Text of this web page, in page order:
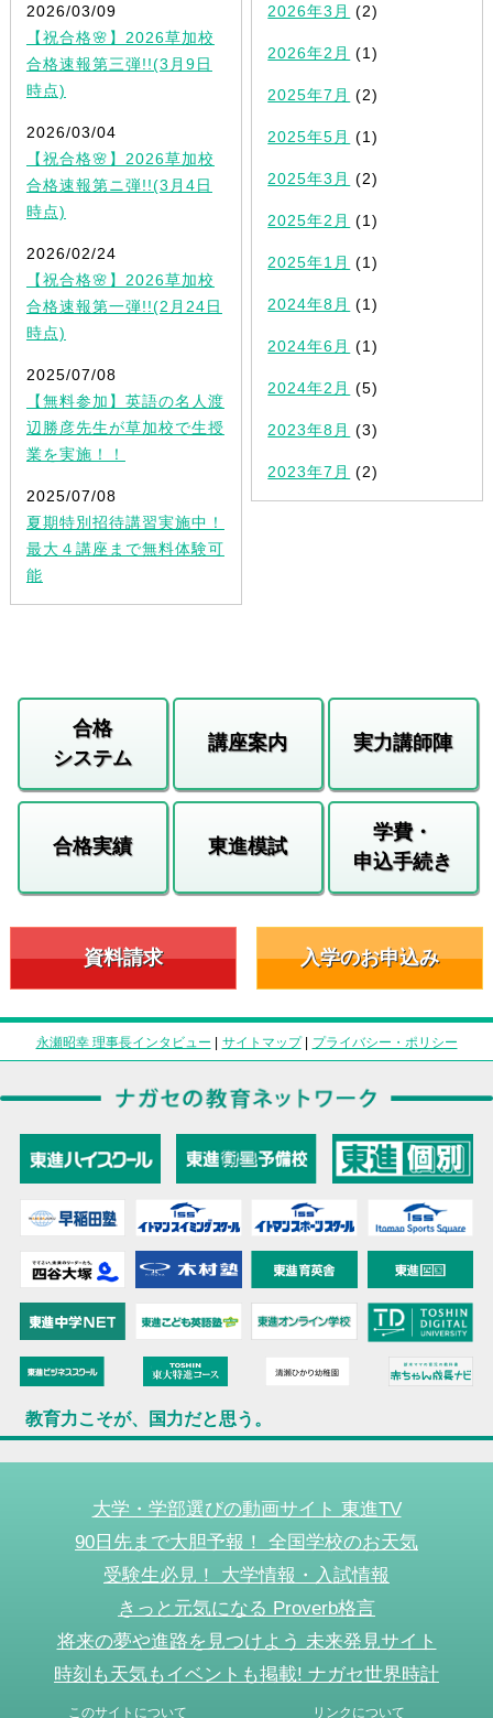
2026/03/09
【祝合格🌸】2026草加校
合格速報第三弾!!(3月9日
時点)
2026/03/04
【祝合格🌸】2026草加校
合格速報第ニ弾!!(3月4日
時点)
2026/02/24
【祝合格🌸】2026草加校
合格速報第一弾!!(2月24日
時点)
2025/07/08
【無料参加】英語の名人渡
辺勝彦先生が草加校で生授
業を実施！！
2025/07/08
夏期特別招待講習実施中！
最大４講座まで無料体験可
能
2026年3月 (2)
2026年2月 (1)
2025年7月 (2)
2025年5月 (1)
2025年3月 (2)
2025年2月 (1)
2025年1月 (1)
2024年8月 (1)
2024年6月 (1)
2024年2月 (5)
2023年8月 (3)
2023年7月 (2)
合格
システム
講座案内 実力講師陣
合格実績 東進模試
学費・
申込手続き
資料請求 入学のお申込み
永瀬昭幸 理事長インタビュー | サイトマップ| プライバシー・ポリシー
教育力こそが、国力だと思う。
大学・学部選びの動画サイト 東進TV
90日先まで大胆予報！ 全国学校のお天気
受験生必見！ 大学情報・入試情報
きっと元気になる Proverb格言
将来の夢や進路を見つけよう 未来発見サイト
時刻も天気もイベントも掲載! ナガセ世界時計
このサイトについて リンクについて